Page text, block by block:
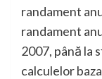
randament
randament
2007, până la
calculelor